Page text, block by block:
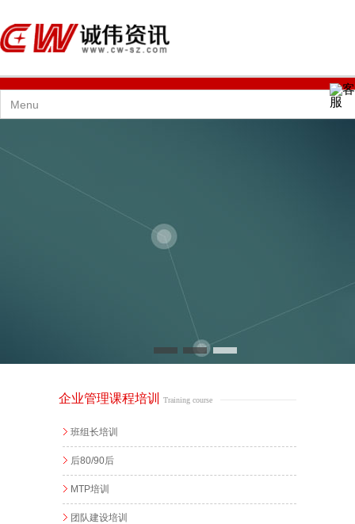
企业管理课程培训 Training course
班组长培训
后80/90后
MTP培训
团队建设培训